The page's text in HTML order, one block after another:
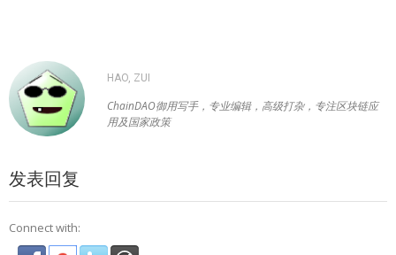
HAO, ZUI
ChainDAO御用写手，专业编辑，高级打杂，专注区块链应
用及国家政策
发表回复
Connect with: